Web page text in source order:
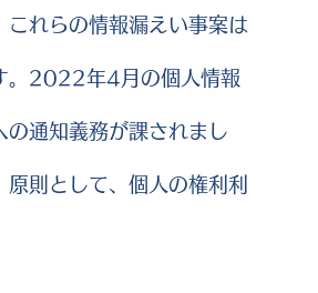
れらの情報漏えい事案は
。2022年4月の個人情報
通知義務が課されまし
則として、個人の権利利